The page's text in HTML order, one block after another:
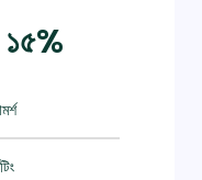
১৫%